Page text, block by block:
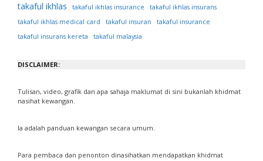
takaful ikhlas takaful ikhlas insurance
takaful ikhlas insurans
takaful ikhlas medical card
takaful insuran
takaful insurance
takaful insurans kereta
takaful malaysia
DISCLAIMER:
Tulisan, video, grafik dan apa sahaja maklumat di sini bukanlah khidmat
nasihat kewangan.
Ia adalah panduan kewangan secara umum.
Para pembaca dan penonton dinasihatkan mendapatkan khidmat